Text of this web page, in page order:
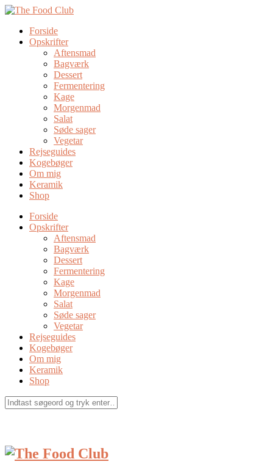
Forside
Opskrifter
Aftensmad
Bagværk
Dessert
Fermentering
Kage
Morgenmad
Salat
Søde sager
Vegetar
Rejseguides
Kogebøger
Om mig
Keramik
Shop
Forside
Opskrifter
Aftensmad
Bagværk
Dessert
Fermentering
Kage
Morgenmad
Salat
Søde sager
Vegetar
Rejseguides
Kogebøger
Om mig
Keramik
Shop